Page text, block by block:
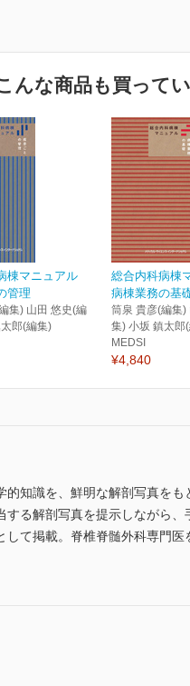
んな商品も買ってい
棟マニュアル
管理
集) 山田 悠史(編
郎(編集)
総合内科病棟
病棟業務の基
筒泉 貴彦(編集)
集) 小坂 鎮太郎
MEDSI
¥4,840
知識を、鮮明な解剖写真を
る解剖写真を提示しながら
して掲載。脊椎脊髄外科専門